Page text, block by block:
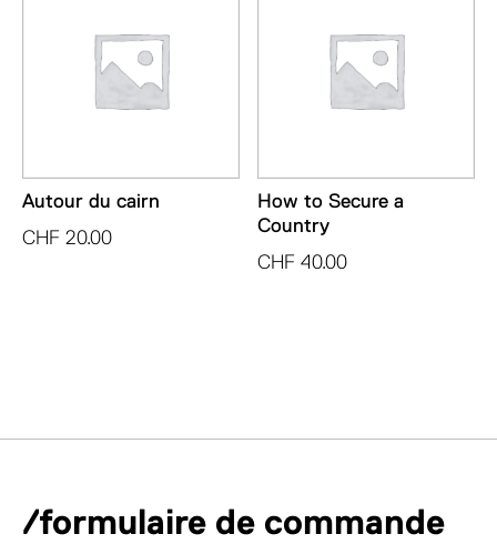
Autour du cairn
CHF 20.00
How to Secure a
Country
CHF 40.00
/formulaire de commande